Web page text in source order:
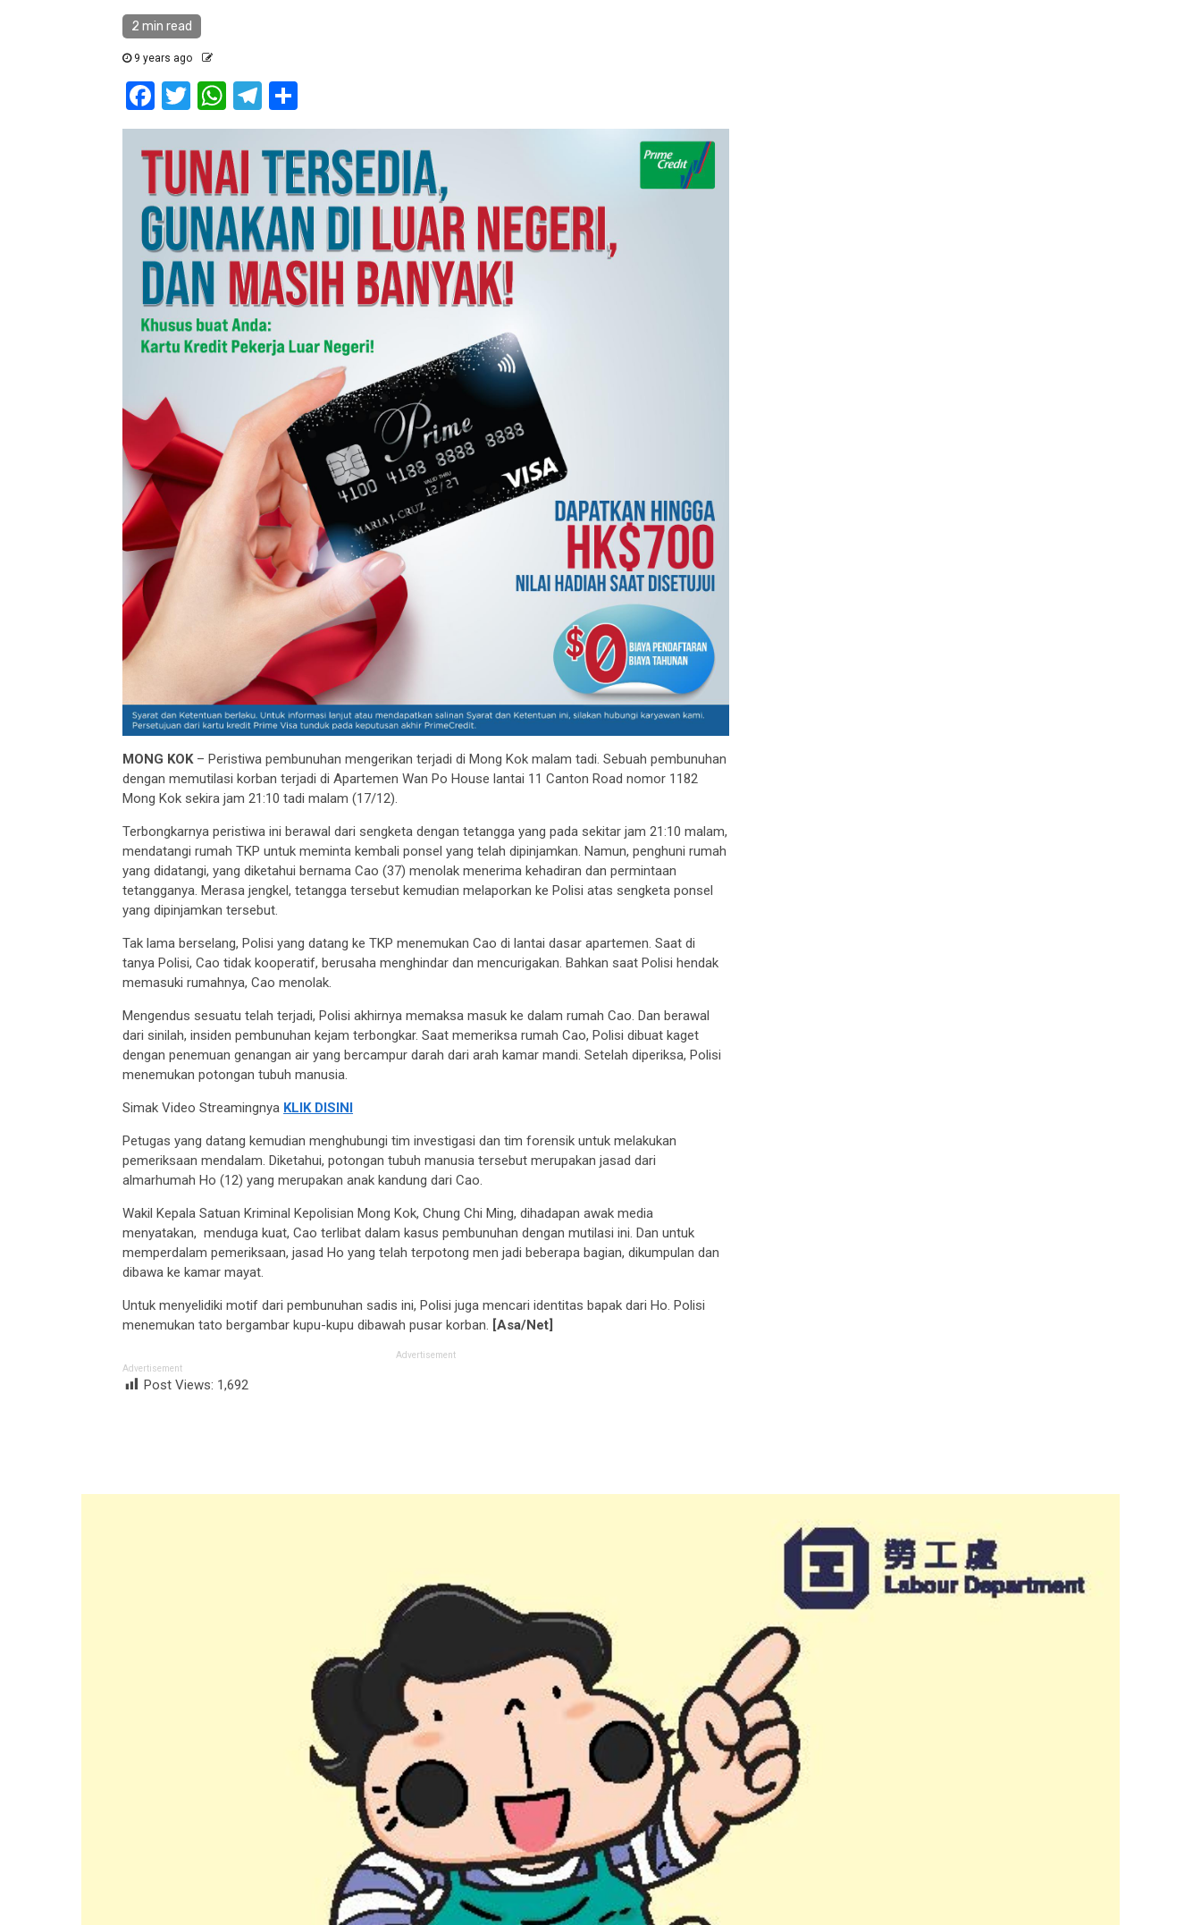
2 min read
9 years ago
Facebook
Twitter
WhatsApp
Telegram
MONG KOK– Peristiwa pembunuhan mengerikan terjadi di Mong Kok malam tadi. Sebuah pembunuhan
dengan memutilasi korban terjadi di Apartemen Wan Po House lantai 11 Canton Road nomor 1182
Mong Kok sekira jam 21:10 tadi malam (17/12).
Terbongkarnya peristiwa ini berawal dari sengketa dengan tetangga yang pada sekitar jam 21:10 malam,
mendatangi rumah TKP untuk meminta kembali ponsel yang telah dipinjamkan. Namun, penghuni rumah
yang didatangi, yang diketahui bernama Cao (37) menolak menerima kehadiran dan permintaan
tetangganya. Merasa jengkel, tetangga tersebut kemudian melaporkan ke Polisi atas sengketa ponsel
yang dipinjamkan tersebut.
Tak lama berselang, Polisi yang datang ke TKP menemukan Cao di lantai dasar apartemen. Saat di
tanya Polisi, Cao tidak kooperatif, berusaha menghindar dan mencurigakan. Bahkan saat Polisi hendak
memasuki rumahnya, Cao menolak.
Mengendus sesuatu telah terjadi, Polisi akhirnya memaksa masuk ke dalam rumah Cao. Dan berawal
dari sinilah, insiden pembunuhan kejam terbongkar. Saat memeriksa rumah Cao, Polisi dibuat kaget
dengan penemuan genangan air yang bercampur darah dari arah kamar mandi. Setelah diperiksa, Polisi
menemukan potongan tubuh manusia.
Simak Video Streamingnya KLIK DISINI
Petugas yang datang kemudian menghubungi tim investigasi dan tim forensik untuk melakukan
pemeriksaan mendalam. Diketahui, potongan tubuh manusia tersebut merupakan jasad dari
almarhumah Ho (12) yang merupakan anak kandung dari Cao.
Wakil Kepala Satuan Kriminal Kepolisian Mong Kok, Chung Chi Ming, dihadapan awak media
menyatakan, menduga kuat, Cao terlibat dalam kasus pembunuhan dengan mutilasi ini. Dan untuk
memperdalam pemeriksaan, jasad Ho yang telah terpotong men jadi beberapa bagian, dikumpulan dan
dibawa ke kamar mayat.
Untuk menyelidiki motif dari pembunuhan sadis ini, Polisi juga mencari identitas bapak dari Ho. Polisi
menemukan tato bergambar kupu-kupu dibawah pusar korban. [Asa/Net]
Advertisement
Advertisement
Post Views: 1,692